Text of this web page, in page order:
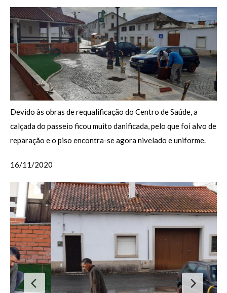
Devido às obras de requalificação do Centro de Saúde, a
calçada do passeio ficou muito danificada, pelo que foi alvo de
reparação e o piso encontra-se agora nivelado e uniforme.
16/11/2020